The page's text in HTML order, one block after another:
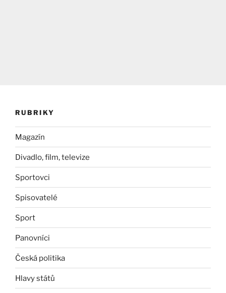
RUBRIKY
Magazín
Divadlo, film, televize
Sportovci
Spisovatelé
Sport
Panovníci
Česká politika
Hlavy států